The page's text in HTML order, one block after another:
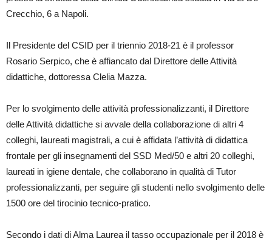
Crecchio, 6 a Napoli.
Il Presidente del CSID per il triennio 2018-21 è il professor
Rosario Serpico, che è affiancato dal Direttore delle Attività
didattiche, dottoressa Clelia Mazza.
Per lo svolgimento delle attività professionalizzanti, il Direttore
delle Attività didattiche si avvale della collaborazione di altri 4
colleghi, laureati magistrali, a cui è affidata l’attività di didattica
frontale per gli insegnamenti del SSD Med/50 e altri 20 colleghi,
laureati in igiene dentale, che collaborano in qualità di Tutor
professionalizzanti, per seguire gli studenti nello svolgimento delle
1500 ore del tirocinio tecnico-pratico.
Secondo i dati di Alma Laurea il tasso occupazionale per il 2018 è